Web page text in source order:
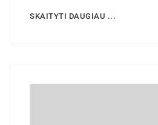
SKAITYTI DAUGIAU ...